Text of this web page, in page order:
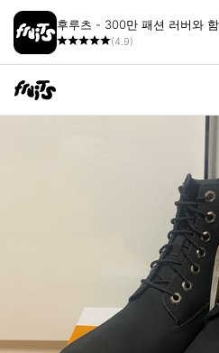
후루츠 - 300만 패션 러버와
(4.9)